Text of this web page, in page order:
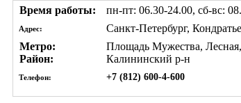
Время работы: пн-пт: 06.30-24.00, сб-вс:
Адрес:
Санкт-Петербург,
Метро:
Площадь Мужества,
Район:
Калининский р-н
Телефон: +7 (812) 600-4-600